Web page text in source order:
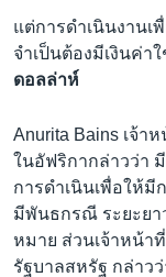
แต่การดำเนินงานเ
จำเป็นต้องมีเงินค่า
ดอลล่าห์
Anurita Bains เจ้า
ในอัฟริกากล่าวว่า
การดำเนินเพื่อให้มี
มีพันธกรณี ระยะยา
หมาย ส่วนเจ้าหน้า
รัฐบาลสหรัฐ กล่าว